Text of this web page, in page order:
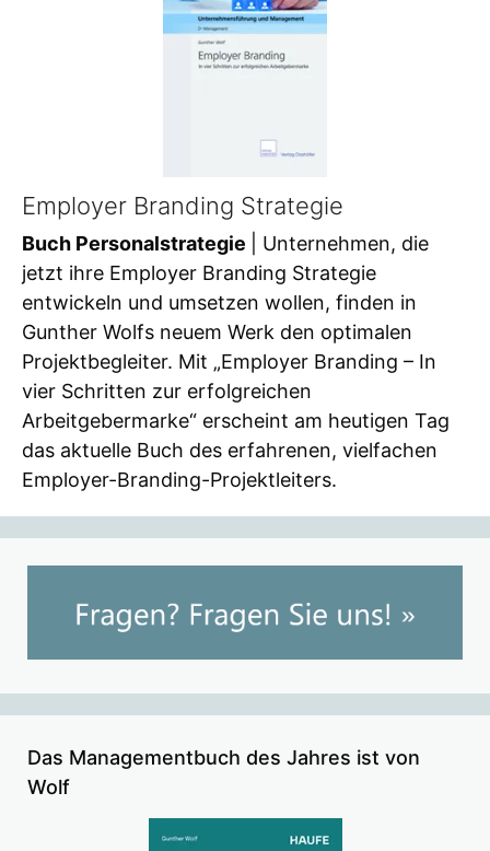
Employer Branding Strategie
Buch Personalstrategie
| Unternehmen, die
jetzt ihre Employer Branding Strategie
entwickeln und umsetzen wollen, finden in
Gunther Wolfs neuem Werk den optimalen
Projektbegleiter. Mit „Employer Branding – In
vier Schritten zur erfolgreichen
Arbeitgebermarke“ erscheint am heutigen Tag
das aktuelle Buch des erfahrenen, vielfachen
Employer-Branding-Projektleiters.
Das Managementbuch des Jahres ist von
Wolf